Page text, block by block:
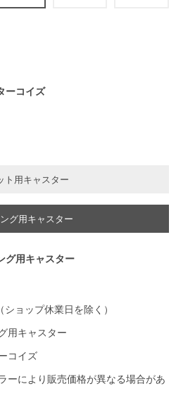
ーにより販売価格が異なる場合があ
ョップ休業日を除く）
用キャスター
コイズ
ーコイズ
ト用キャスター
グ用キャスター
グ用キャスター